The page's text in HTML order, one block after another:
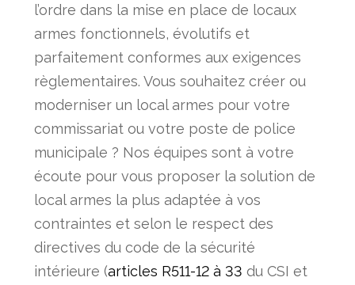
l’ordre dans la mise en place de locaux
armes fonctionnels, évolutifs et
parfaitement conformes aux exigences
règlementaires. Vous souhaitez créer ou
moderniser un local armes pour votre
commissariat ou votre poste de police
municipale ? Nos équipes sont à votre
écoute pour vous proposer la solution de
local armes la plus adaptée à vos
contraintes et selon le respect des
directives du code de la sécurité
intérieure (articles R511-12 à 33 du CSI et